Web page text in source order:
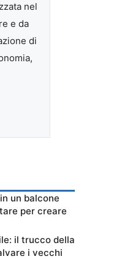
nel
e da
di
un balcone
per creare
il trucco della
i vecchi